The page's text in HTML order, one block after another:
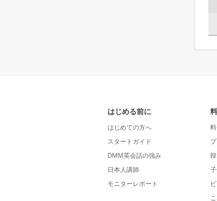
はじめる前に
はじめての方へ
スタートガイド
DMM英会話の強み
日本人講師
モニターレポート